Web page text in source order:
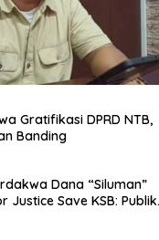
Gratifikasi DPRD NTB,
Banding
Dana “Siluman”
Justice Save KSB: Publik